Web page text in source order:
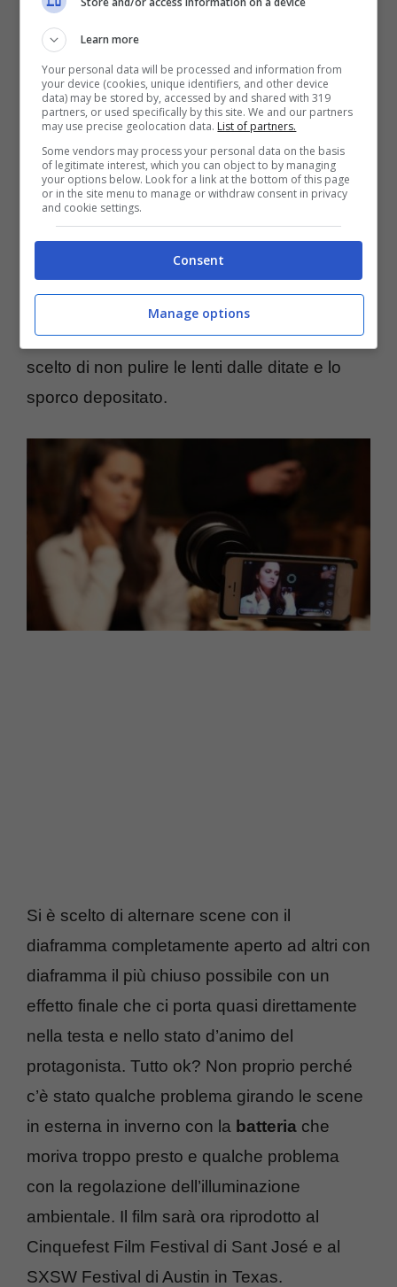
Dillon Tucker (anche attori) e diretto e ripreso
da Ricky Fosheim, si è utilizzato un
adattatore per lenti Turtle Back così da poter
montare una lenteNikon Cinema Prime
Ovviamente è tutto qui il segreto: è stato
possibile utilizzare la giusta regolazione di
tutte le impostazioni e parametri in modo più
profondo e completo rispetto alle mere lenti
del melafonino. Lo si è fatto attraverso
un’applicazione comeFilmic Pro.
Curiosamente, per rendere la fotografia più
“sporca” e dunque più adatta alle scene si è
scelto di non pulire le lenti dalle ditate e lo
sporco depositato.
Si è scelto di alternare scene con il
diaframma completamente aperto ad altri con
diaframma il più chiuso possibile con un
effetto finale che ci porta quasi direttamente
nella testa e nello stato d’animo del
protagonista. Tutto ok? Non proprio perché
c’è stato qualche problema girando le scene
in esterna in inverno con la batteria che
moriva troppo presto e qualche problema
con la regolazione dell’illuminazione
ambientale. Il film sarà ora riprodotto al
Cinquefest Film Festival di Sant José e al
SXSW Festival di Austin in Texas.
Learn more
Your personal data will be processed and information from
your device (cookies, unique identifiers, and other device
data) may be stored by, accessed by and shared with 319
partners, or used specifically by this site. We and our partners
may use precise geolocation data. List of partners.
Some vendors may process your personal data on the basis
of legitimate interest, which you can object to by managing
your options below. Look for a link at the bottom of this page
or in the site menu to manage or withdraw consent in privacy
and cookie settings.
Consent
Manage options